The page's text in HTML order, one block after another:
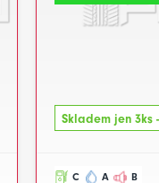
Skladem jen 3ks
C A B